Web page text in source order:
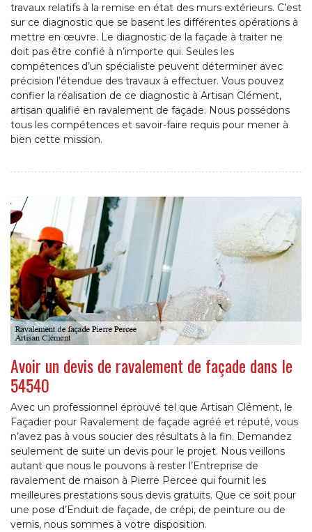
travaux relatifs à la remise en état des murs extérieurs. C’est
sur ce diagnostic que se basent les différentes opérations à
mettre en œuvre. Le diagnostic de la façade à traiter ne
doit pas être confié à n’importe qui. Seules les
compétences d’un spécialiste peuvent déterminer avec
précision l’étendue des travaux à effectuer. Vous pouvez
confier la réalisation de ce diagnostic à Artisan Clément,
artisan qualifié en ravalement de façade. Nous possédons
tous les compétences et savoir-faire requis pour mener à
bien cette mission.
Avoir un devis de ravalement de façade dans le
54540
Avec un professionnel éprouvé tel que Artisan Clément, le
Façadier pour Ravalement de façade agréé et réputé, vous
n’avez pas à vous soucier des résultats à la fin. Demandez
seulement de suite un devis pour le projet. Nous veillons
autant que nous le pouvons à rester l’Entreprise de
ravalement de maison à Pierre Percee qui fournit les
meilleures prestations sous devis gratuits. Que ce soit pour
une pose d’Enduit de façade, de crépi, de peinture ou de
vernis, nous sommes à votre disposition.